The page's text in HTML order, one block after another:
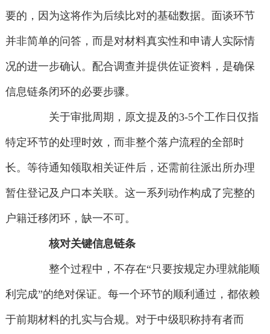
要的，因为这将作为后续比对的基础数据。面谈环节
并非简单的问答，而是对材料真实性和申请人实际情
况的进一步确认。配合调查并提供佐证资料，是确保
信息链条闭环的必要步骤。
关于审批周期，原文提及的3-5个工作日仅指
特定环节的处理时效，而非整个落户流程的全部时
长。等待通知领取相关证件后，还需前往派出所办理
暂住登记及户口本关联。这一系列动作构成了完整的
户籍迁移闭环，缺一不可。
核对关键信息链条
整个过程中，不存在“只要按规定办理就能顺
利完成”的绝对保证。每一个环节的顺利通过，都依赖
于前期材料的扎实与合规。对于中级职称持有者而